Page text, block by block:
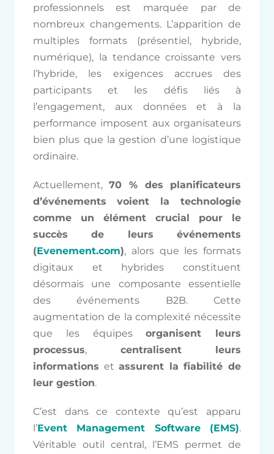
professionnels est marquée par de
nombreux changements. L’apparition de
multiples formats (présentiel, hybride,
numérique), la tendance croissante vers
l’hybride, les exigences accrues des
participants et les défis liés à
l’engagement, aux données et à la
performance imposent aux organisateurs
bien plus que la gestion d’une logistique
ordinaire.
Actuellement,70 % des planificateurs
d’événements
voient la technologie
comme un élément crucial pour le
succès de leurs événements
(Evenement.com), alors que les formats
digitaux et hybrides constituent
désormais une composante essentielle
des événements B2B. Cette
augmentation de la complexité nécessite
que les équipesorganisent leurs
processus, centralisent leurs
informations etassurent la fiabilité de
leur gestion.
C’est dans ce contexte qu’est apparu
l’Event Management Software (EMS).
Véritable outil central, l’EMS permet de